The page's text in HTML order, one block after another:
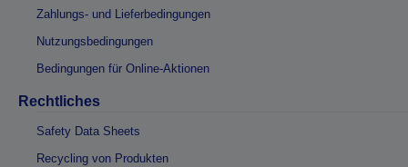
Zahlungs- und Lieferbedingungen
Nutzungsbedingungen
Bedingungen für Online-Aktionen
Rechtliches
Safety Data Sheets
Recycling von Produkten